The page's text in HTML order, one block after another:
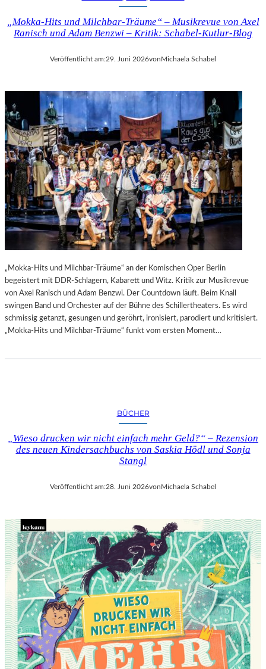
„Mokka-Hits und Milchbar-Träume“ – Musikrevue von Axel
Ranisch und Adam Benzwi – Kritik: Schabel-Kutlur-Blog
Veröffentlicht am:29. Juni 2026vonMichaela Schabel
„Mokka-Hits und Milchbar-Träume“ an der Komischen Oper Berlin
begeistert mit DDR-Schlagern, Kabarett und Witz. Kritik zur Musikrevue
von Axel Ranisch und Adam Benzwi. Der Countdown läuft. Beim Knall
swingen Band und Orchester auf der Bühne des Schillertheaters. Es wird
schmissig getanzt, gesungen und geröhrt, ironisiert, parodiert und kritisiert.
„Mokka-Hits und Milchbar-Träume“ funkt vom ersten Moment…
BÜCHER
„Wieso drucken wir nicht einfach mehr Geld?“ – Rezension
des neuen Kindersachbuchs von Saskia Hödl und Sonja
Stangl
Veröffentlicht am:28. Juni 2026von Michaela Schabel